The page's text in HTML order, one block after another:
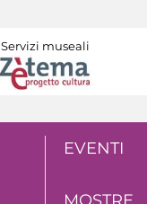
Servizi museali
EVENTI